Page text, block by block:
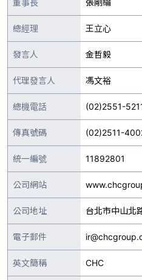
董事長 張剛綸
總經理 王立心
發言人 金哲毅
代理發言人 馮文裕
總機電話 (02)2551-
傳真號碼 (02)2511-
統一編號 11892801
公司網站
公司地址 台北市中山北
電子郵件
英文簡稱 CHC